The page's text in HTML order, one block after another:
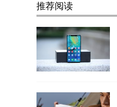
推荐阅读